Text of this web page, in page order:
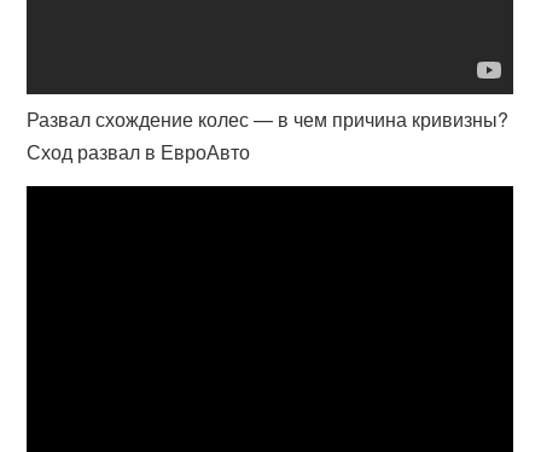
Развал схождение колес — в чем причина кривизны?
Сход развал в ЕвроАвто